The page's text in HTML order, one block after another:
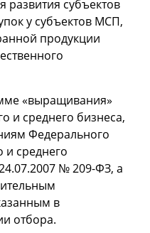
развития субъектов
у субъектов МСП,
продукции
«выращивания»
и среднего бизнеса,
Федерального
и среднего
№ 209-ФЗ, а
в
отбора.